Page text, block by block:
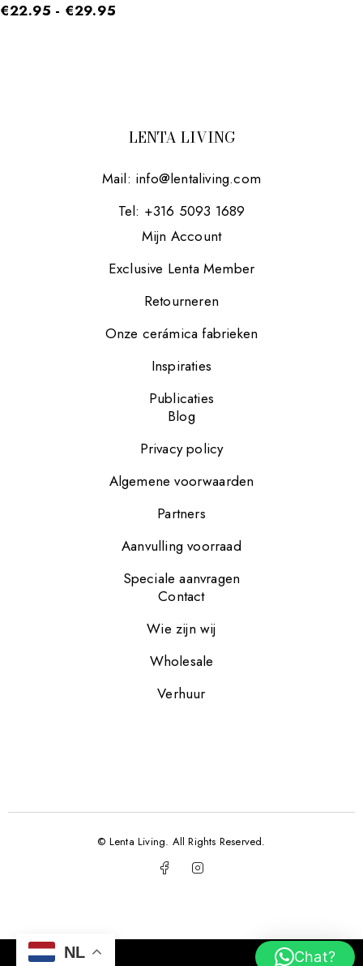
€22.95 - €29.95
LENTA LIVING
Mail: info@lentaliving.com
Tel: +316 5093 1689
Mijn Account
Exclusive Lenta Member
Retourneren
Onze cerámica fabrieken
Inspiraties
Publicaties
Blog
Privacy policy
Algemene voorwaarden
Partners
Aanvulling voorraad
Speciale aanvragen
Contact
Wie zijn wij
Wholesale
Verhuur
© Lenta Living. All Rights Reserved.
NL Chat?